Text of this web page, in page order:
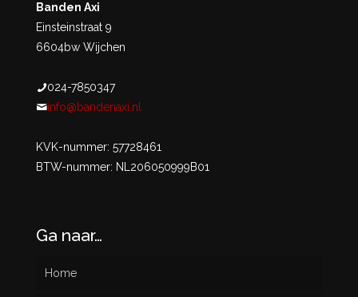
Banden Axi
Einsteinstraat 9
6604bw Wijchen
024-7850347
info@bandenaxi.nl
KVK-nummer: 57728461
BTW-nummer: NL206050999B01
Ga naar…
Home